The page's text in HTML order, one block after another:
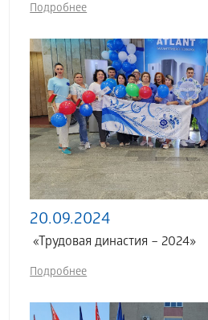
Подробнее
20.09.2024
«Трудовая династия – 2024»
Подробнее